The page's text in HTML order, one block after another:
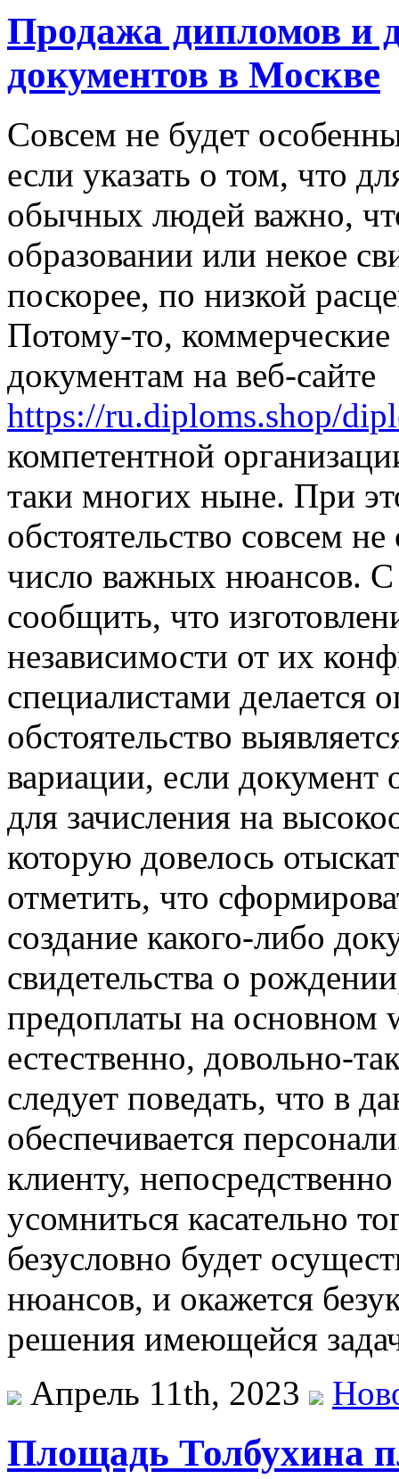
Продажа дипломов и
документов в Москве
Совсем не будет
если указать о том, что
обычных людей важно,
образовании или некое
поскорее, по низкой
Потому-то,
документам на веб-сайте
https://ru.diploms.shop/
компетентной
таки многих ныне. При
обстоятельство совсем
число важных нюансов. С
сообщить, что
независимости от их
специалистами делается
обстоятельство
вариации, если
для зачисления на
которую довелось
отметить, что
создание какого-либо
свидетельства о
предоплаты на основном
естественно, довольно-
следует поведать, что в
обеспечивается
клиенту,
усомниться касательно
безусловно будет
нюансов, и окажется
решения имеющейся
Апрель 11th, 2023
Площадь Толбухина